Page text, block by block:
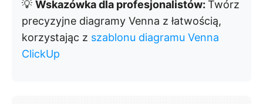
💡 Wskazówka dla profesjonalistów: Twórz
precyzyjne diagramy Venna z łatwością,
korzystając z szablonu diagramu Venna
ClickUp